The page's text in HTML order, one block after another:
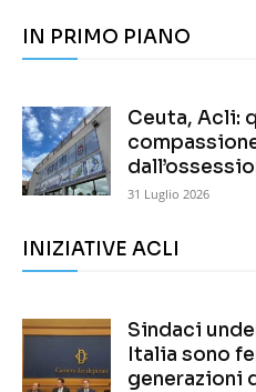
IN PRIMO PIANO
Ceuta, Acli:
31 Luglio 2026
INIZIATIVE ACLI
Sindaci
Italia sono
generazioni